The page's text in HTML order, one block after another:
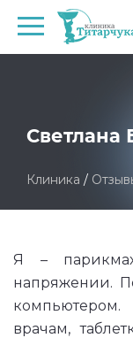
Светлана
Клиника /
Я –
напряжении.
врачам,